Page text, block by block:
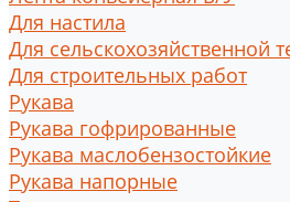
Для настила
Для сельскохозяйственной
Для строительных работ
Рукава
Рукава гофрированные
Рукава маслобензостойкие
Рукава напорные